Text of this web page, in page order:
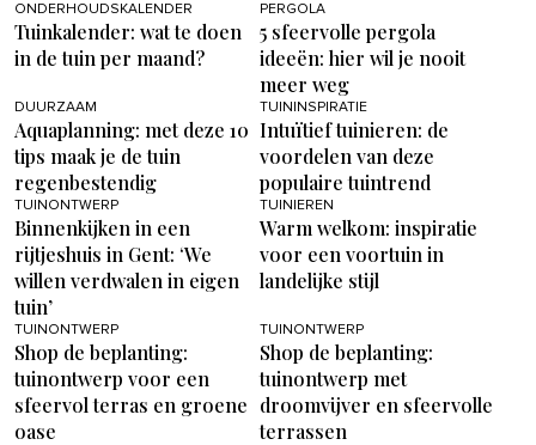
ONDERHOUDSKALENDER
Tuinkalender: wat te doen
in de tuin per maand?
PERGOLA
5 sfeervolle pergola
ideeën: hier wil je nooit
meer weg
DUURZAAM
Aquaplanning: met deze 10
tips maak je de tuin
regenbestendig
TUININSPIRATIE
Intuïtief tuinieren: de
voordelen van deze
populaire tuintrend
TUINONTWERP
Binnenkijken in een
rijtjeshuis in Gent: ‘We
willen verdwalen in eigen
tuin’
TUINIEREN
Warm welkom: inspiratie
voor een voortuin in
landelijke stijl
TUINONTWERP
Shop de beplanting:
tuinontwerp voor een
sfeervol terras en groene
oase
TUINONTWERP
Shop de beplanting:
tuinontwerp met
droomvijver en sfeervolle
terrassen